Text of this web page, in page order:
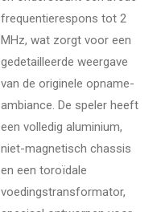
frequentierespons tot 2
MHz, wat zorgt voor een
gedetailleerde weergave
van de originele opname-
ambiance. De speler heeft
een volledig aluminium,
niet-magnetisch chassis
en een toroïdale
voedingstransformator,